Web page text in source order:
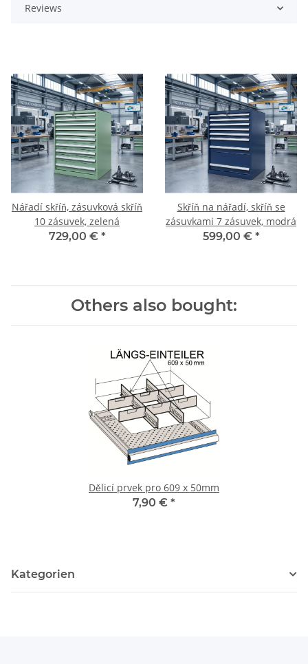
Reviews
Nářadí skříň, zásuvková skříň
10 zásuvek, zelená
729,00 € *
Skříň na nářadí, skříň se
zásuvkami 7 zásuvek, modrá
599,00 € *
Others also bought:
Dělicí prvek pro 609 x 50mm
7,90 € *
Kategorien